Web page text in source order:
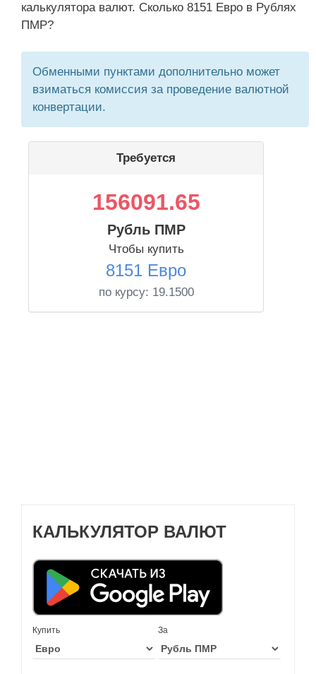
калькулятора валют. Сколько 8151 Евро в Рублях
ПМР?
Обменными пунктами дополнительно может
взиматься комиссия за проведение валютной
конвертации.
Требуется
156091.65
Рубль ПМР
Чтобы купить
8151 Евро
по курсу: 19.1500
КАЛЬКУЛЯТОР ВАЛЮТ
Купить За